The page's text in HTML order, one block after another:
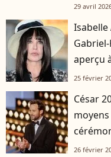
29 avril
Isabelle
aperçu
25 février
César
26 février